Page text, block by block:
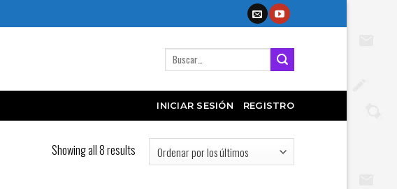
Buscar
por:
INICIAR SESIÓN REGISTRO
Showing all 8 results